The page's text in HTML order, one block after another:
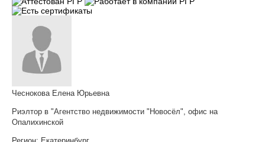
Чеснокова Елена Юрьевна
Риэлтор в "Агентство недвижимости "Новосёл", офис на
Опалихинской